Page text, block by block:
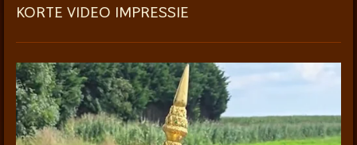
KORTE VIDEO IMPRESSIE